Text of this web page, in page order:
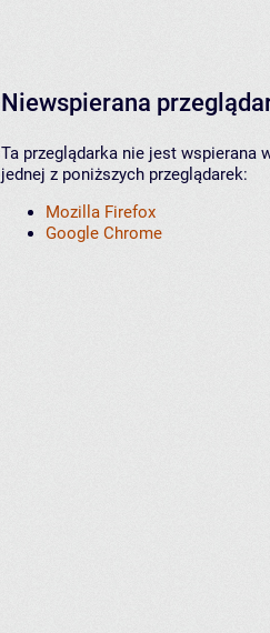
Niewspierana
Ta przeglądarka nie jest wspierana
jednej z poniższych przeglądarek:
Mozilla Firefox
Google Chrome